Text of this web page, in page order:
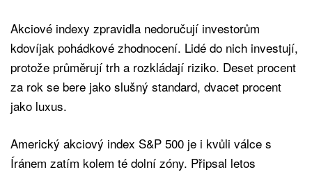
Akciové indexy zpravidla nedoručují investorům
kdovíjak pohádkové zhodnocení. Lidé do nich investují,
protože průměrují trh a rozkládají riziko. Deset procent
za rok se bere jako slušný standard, dvacet procent
jako luxus.
Americký akciový index S&P 500 je i kvůli válce s
Íránem zatím kolem té dolní zóny. Připsal letos